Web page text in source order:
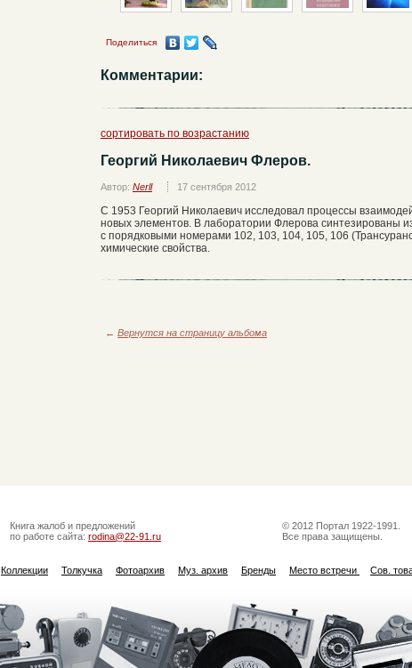
Поделиться
Комментарии:
сортировать по возрастанию
Георгий Николаевич Флеров.
Автор: Nerll 17 сентября 2012
С 1953 Георгий Николаевич исследовал процессы
новых элементов. В лаборатории Флерова синтезированы
с порядковыми номерами 102, 103, 104, 105, 106
химические свойства.
← Вернутся на страницу альбома
Книга жалоб и предложений
по работе сайта: rodina@22-91.ru
© 2012 Портал 1922-1991.
Все права защищены.
Коллекции Толкучка Фотоархив Муз. архив Бренды Место встречи Сов.